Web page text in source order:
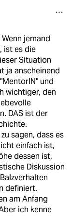
jemand
ist es die
Situation
ja anscheinend
und
wichtiger, den
DAS ist der
sagen, dass es
einfach ist,
dessen ist,
Diskussion
definiert.
am Anfang
ich kenne